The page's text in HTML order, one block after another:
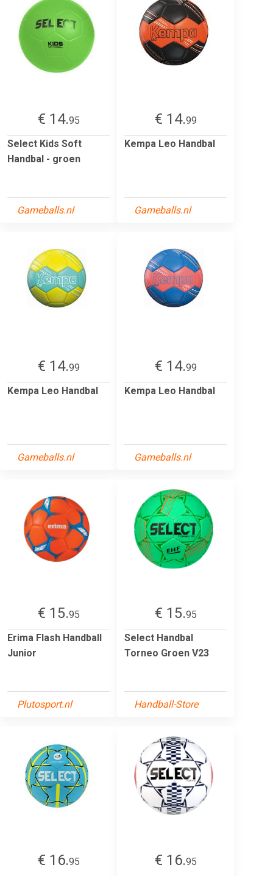
€ 14.95
Select Kids Soft
Handbal - groen
Gameballs.nl
€ 14.99
Kempa Leo Handbal
Gameballs.nl
€ 14.99
Kempa Leo Handbal
Gameballs.nl
€ 14.99
Kempa Leo Handbal
Gameballs.nl
€ 15.95
Erima Flash Handball
Junior
Plutosport.nl
€ 15.95
Select Handbal
Torneo Groen V23
Handball-Store
€ 16.95 € 16.95